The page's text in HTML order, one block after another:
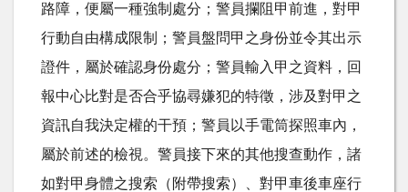
路障，便屬一種強制處分；警員攔阻甲前進，對甲
行動自由構成限制；警員盤問甲之身份並令其出示
證件，屬於確認身份處分；警員輸入甲之資料，回
報中心比對是否合乎協尋嫌犯的特徵，涉及對甲之
資訊自我決定權的干預；警員以手電筒探照車內，
屬於前述的檢視。警員接下來的其他搜查動作，諸
如對甲身體之搜索（附帶搜索）、對甲車後車座行